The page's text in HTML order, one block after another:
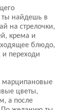
ты найдешь в
на стрелочки,
крема и
блюдо,
и переходи
цветы,
а после